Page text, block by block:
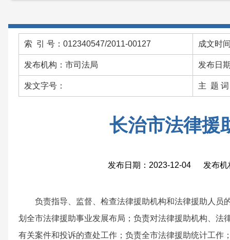
索 引 号：012340547/2011-00127 成文时
发布机构：市司法局 发布日
发文字号： 主 题
长治市法律援
发布日期：2023-12-04 发布机
负责指导、监督、检查法律援助机构和法律援助人员
划全市法律援助事业发展布局；负责对法律援助机构、法
有关案件和投诉的查处工作；负责全市法律援助统计工作